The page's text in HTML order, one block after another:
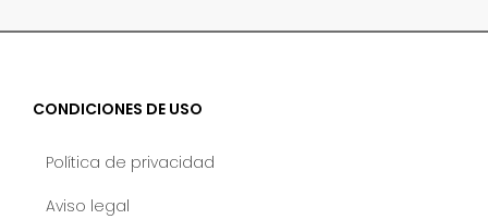
CONDICIONES DE USO
Política de privacidad
Aviso legal